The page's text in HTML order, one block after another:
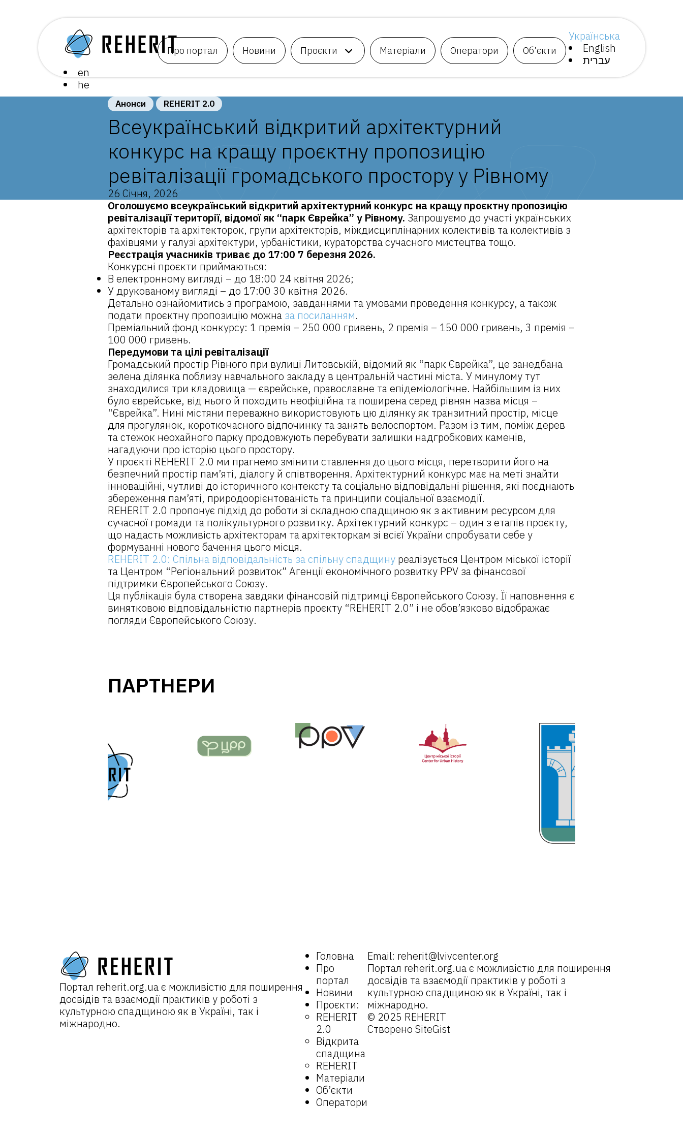
Про портал Новини Проєкти Матеріали Оператори Об’єкти
Українська
English
עברית
en
he
Анонси REHERIT 2.0
Всеукраїнський відкритий архітектурний
конкурс на кращу проєктну пропозицію
ревіталізації громадського простору у Рівному
26 Січня, 2026
Оголошуємо всеукраїнський відкритий архітектурний конкурс на кращу проєктну пропозицію
ревіталізації території, відомої як “парк Єврейка” у Рівному. Запрошуємо до участі українських
архітекторів та архітекторок, групи архітекторів, міждисциплінарних колективів та колективів з
фахівцями у галузі архітектури, урбаністики, кураторства сучасного мистецтва тощо.
Реєстрація учасників триває до 17:00 7 березня 2026.
Конкурсні проєкти приймаються:
В електронному вигляді – до 18:00 24 квітня 2026;
У друкованому вигляді – до 17:00 30 квітня 2026.
Детально ознайомитись з програмою, завданнями та умовами проведення конкурсу, а також
подати проєктну пропозицію можна за посиланням.
Преміальний фонд конкурсу: 1 премія – 250 000 гривень, 2 премія – 150 000 гривень, 3 премія –
100 000 гривень.
Передумови та цілі ревіталізації
Громадський простір Рівного при вулиці Литовській, відомий як “парк Єврейка”, це занедбана
зелена ділянка поблизу навчального закладу в центральній частині міста. У минулому тут
знаходилися три кладовища — єврейське, православне та епідеміологічне. Найбільшим із них
було єврейське, від нього й походить неофіційна та поширена серед рівнян назва місця –
“Єврейка”. Нині містяни переважно використовують цю ділянку як транзитний простір, місце
для прогулянок, короткочасного відпочинку та занять велоспортом. Разом із тим, поміж дерев
та стежок неохайного парку продовжують перебувати залишки надгробкових каменів,
нагадуючи про історію цього простору.
У проєкті REHERIT 2.0 ми прагнемо змінити ставлення до цього місця, перетворити його на
безпечний простір пам’яті, діалогу й співтворення. Архітектурний конкурс має на меті знайти
інноваційні, чутливі до історичного контексту та соціально відповідальні рішення, які поєднають
збереження пам’яті, природоорієнтованість та принципи соціальної взаємодії.
REHERIT 2.0 пропонує підхід до роботи зі складною спадщиною як з активним ресурсом для
сучасної громади та полікультурного розвитку. Архітектурний конкурс – один з етапів проєкту,
що надасть можливість архітекторам та архітекторкам зі всієї України спробувати себе у
формуванні нового бачення цього місця.
REHERIT 2.0: Спільна відповідальність за спільну спадщину реалізується Центром міської історії
та Центром “Регіональний розвиток” Агенції економічного розвитку PPV за фінансової
підтримки Європейського Союзу.
Ця публікація була створена завдяки фінансовій підтримці Європейського Союзу. Її наповнення є
винятковою відповідальністю партнерів проєкту “REHERIT 2.0” і не обов’язково відображає
погляди Європейського Союзу.
ПАРТНЕРИ
Портал reherit.org.uaє можливістю для поширення
досвідів та взаємодії практиків у роботі з
культурною спадщиною як в Україні, так і
міжнародно.
Головна
Про
портал
Новини
Проєкти:
REHERIT
2.0
Відкрита
спадщина
REHERIT
Матеріали
Об’єкти
Оператори
Email: reherit@lvivcenter.org
Портал reherit.org.uaє можливістю для поширення
досвідів та взаємодії практиків у роботі з
культурною спадщиною як в Україні, так і
міжнародно.
© 2025 REHERIT
Створено SiteGist